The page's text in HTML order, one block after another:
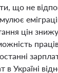
що не
цін
в Україні